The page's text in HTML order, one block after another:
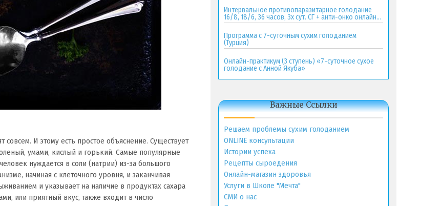
И этому есть простое объяснение. Существует
умами, кислый и горький. Самые популярные
нуждается в соли (натрии) из-за большого
начиная с клеточного уровня, и заканчивая
и указывает на наличие в продуктах сахара
или приятный вкус, также входит в число
Интервальное противопаразитарное голодание
16/8, 18/6, 36 часов, 3х сут. СГ + анти-онко онлайн-
практикум
Программа с 7-суточным сухим голоданием
(Турция)
Онлайн-практикум (3 ступень) «7-суточное сухое
голодание с Анной Якуба»
Важные Ссылки
Решаем проблемы сухим голоданием
ONLINE консультации
Истории успеха
Рецепты сыроедения
Онлайн-магазин здоровья
Услуги в Школе "Мечта"
СМИ о нас